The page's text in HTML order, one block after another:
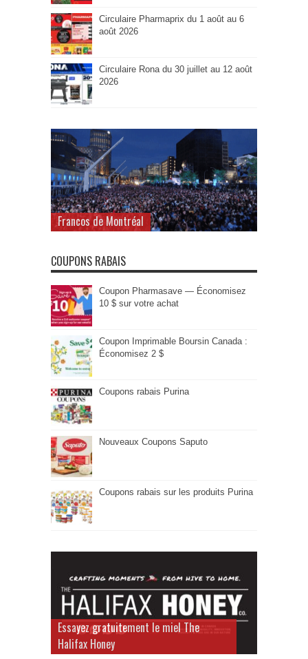
Circulaire Pharmaprix du 1 août au 6
août 2026
Circulaire Rona du 30 juillet au 12 août
2026
Francos de Montréal
COUPONS RABAIS
Coupon Pharmasave — Économisez
10 $ sur votre achat
Coupon Imprimable Boursin Canada :
Économisez 2 $
Coupons rabais Purina
Nouveaux Coupons Saputo
Coupons rabais sur les produits Purina
Essayez gratuitement le miel The
Halifax Honey